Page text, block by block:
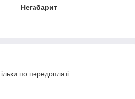
Негабарит
по передоплаті.